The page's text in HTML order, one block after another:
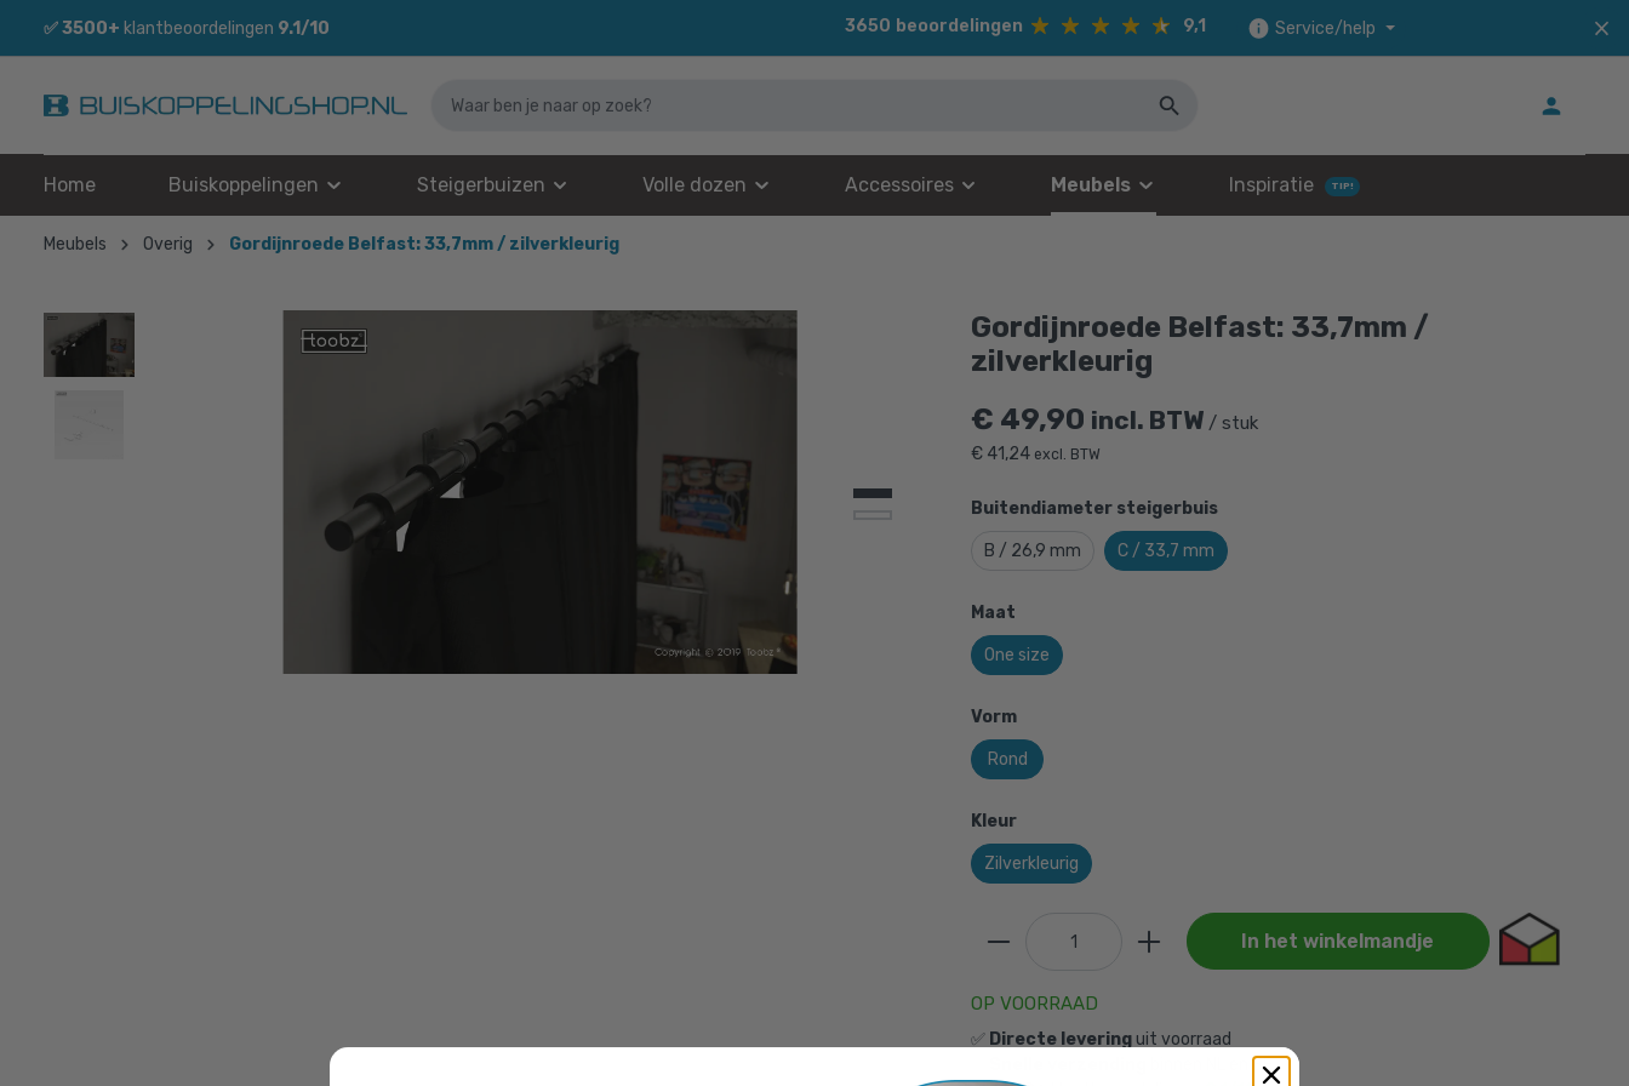
✅3500+ klantbeoordelingen 9.1/10 3650 beoordelingen 9,1 Service/help
Home Buiskoppelingen Steigerbuizen Volle dozen Accessoires Meubels Inspiratie TIP!
Meubels Overig Gordijnroede Belfast: 33,7mm / zilverkleurig
Gordijnroede Belfast: 33,7mm /
zilverkleurig
€ 49,90 incl. BTW / stuk
€ 41,24 excl. BTW
Buitendiameter steigerbuis
B / 26,9 mm C / 33,7 mm
Maat
One size
Vorm
Rond
Kleur
Zilverkleurig
In het winkelmandje
OP VOORRAAD
✅ Directe levering uit voorraad
binnen NL en BE